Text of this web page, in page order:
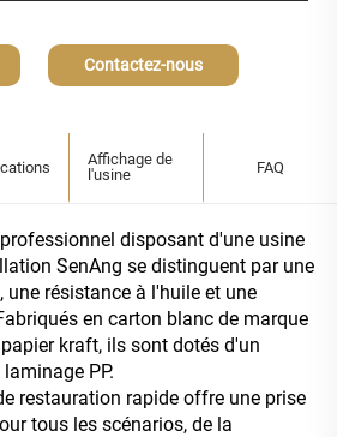
Contactez-nous
Affichage de
l'usine
FAQ
disposant d'une usine
SenAng se distinguent par une
une résistance à l'huile et une
en carton blanc de marque
kraft, ils sont dotés d'un
PP.
restauration rapide offre une prise
tous les scénarios, de la